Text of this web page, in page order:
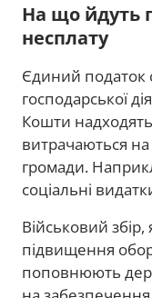
На що йдуть
несплату
Єдиний податок
господарської
Кошти
витрачаються на
громади.
соціальні
Військовий
підвищення
поповнюють